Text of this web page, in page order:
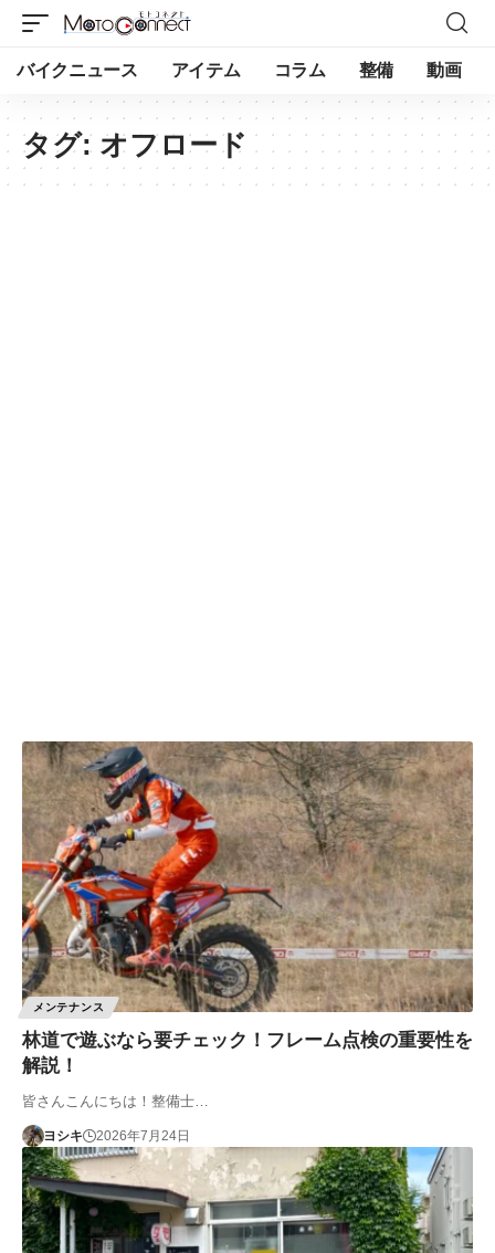
バイクニュース アイテム コラム 整備 動画
タグ: オフロード
メンテナンス
林道で遊ぶなら要チェック！フレーム点検の重要性を
解説！
皆さんこんにちは！整備士…
ヨシキ 2026年7月24日